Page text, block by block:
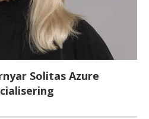
Solitas Azure